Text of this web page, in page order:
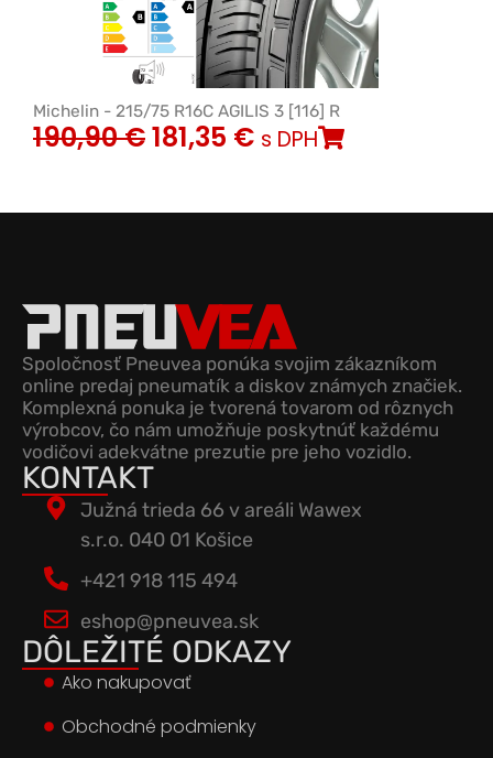
Michelin - 215/75 R16C AGILIS 3 [116] R
190,90€181,35 € s DPH
Spoločnosť Pneuvea ponúka svojim zákazníkom
online predaj pneumatík a diskov známych značiek.
Komplexná ponuka je tvorená tovarom od rôznych
výrobcov, čo nám umožňuje poskytnúť každému
vodičovi adekvátne prezutie pre jeho vozidlo.
KONTAKT
Južná trieda 66 v areáli Wawex
s.r.o. 040 01 Košice
+421 918 115 494
eshop@pneuvea.sk
DÔLEŽITÉ ODKAZY
Ako nakupovať
Obchodné podmienky